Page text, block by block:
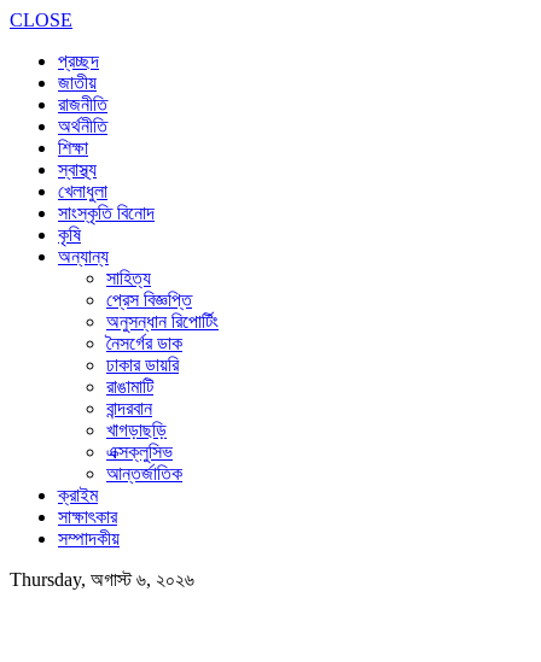
CLOSE
প্রচ্ছদ
জাতীয়
রাজনীতি
অর্থনীতি
শিক্ষা
স্বাস্থ্য
খেলাধুলা
সাংস্কৃতি বিনোদ
কৃষি
অন্যান্য
সাহিত্য
প্রেস বিজ্ঞপ্তি
অনুসন্ধান রিপোর্টিং
নৈসর্গের ডাক
ঢাকার ডায়রি
রাঙামাটি
বান্দরবান
খাগড়াছড়ি
এক্সক্লুসিভ
আন্তর্জাতিক
ক্রাইম
সাক্ষাৎকার
সম্পাদকীয়
Thursday, অগাস্ট ৬, ২০২৬